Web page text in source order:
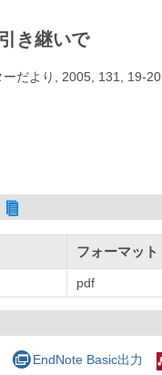
き継いで
ーだより, 2005, 131, 19-20
フォーマット
pdf
EndNote Basic出力